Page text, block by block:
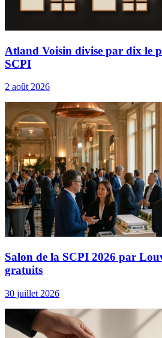
Atland Voisin divise par dix le
SCPI
2 août 2026
Salon de la SCPI 2026 par
gratuits
30 juillet 2026